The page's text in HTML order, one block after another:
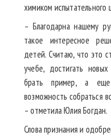
химиком испытательного
– Благодарна нашему
такое интересное
детей. Считаю, что это
учебе, достигать
брать пример, а еще
возможность собраться
– отметила Юлия Богдан.
Слова признания и